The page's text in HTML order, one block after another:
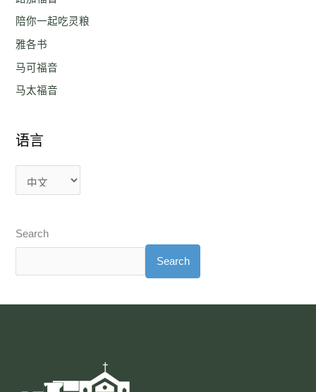
陪你一起吃灵粮
雅各书
马可福音
马太福音
语言
Search
Search